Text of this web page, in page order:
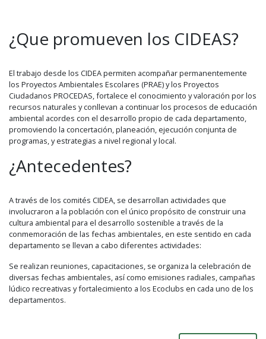
¿Que promueven los CIDEAS?
El trabajo desde los CIDEA permiten acompañar permanentemente
los Proyectos Ambientales Escolares (PRAE) y los Proyectos
Ciudadanos PROCEDAS, fortalece el conocimiento y valoración por los
recursos naturales y conllevan a continuar los procesos de educación
ambiental acordes con el desarrollo propio de cada departamento,
promoviendo la concertación, planeación, ejecución conjunta de
programas, y estrategias a nivel regional y local.
¿Antecedentes?
A través de los comités CIDEA, se desarrollan actividades que
involucraron a la población con el único propósito de construir una
cultura ambiental para el desarrollo sostenible a través de la
conmemoración de las fechas ambientales, en este sentido en cada
departamento se llevan a cabo diferentes actividades:
Se realizan reuniones, capacitaciones, se organiza la celebración de
diversas fechas ambientales, así como emisiones radiales, campañas
lúdico recreativas y fortalecimiento a los Ecoclubs en cada uno de los
departamentos.